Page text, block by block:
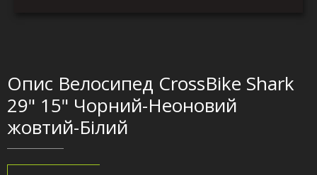
Опис Велосипед CrossBike Shark
29" 15" Чорний-Неоновий
жовтий-Білий